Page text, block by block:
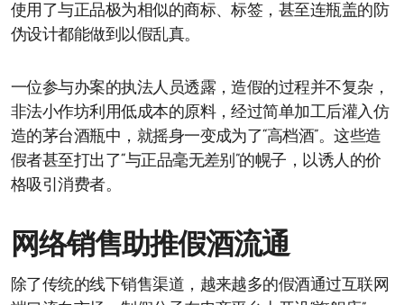
使用了与正品极为相似的商标、标签，甚至连瓶盖的防
伪设计都能做到以假乱真。
一位参与办案的执法人员透露，造假的过程并不复杂，
非法小作坊利用低成本的原料，经过简单加工后灌入仿
造的茅台酒瓶中，就摇身一变成为了“高档酒”。这些造
假者甚至打出了“与正品毫无差别”的幌子，以诱人的价
格吸引消费者。
网络销售助推假酒流通
除了传统的线下销售渠道，越来越多的假酒通过互联网